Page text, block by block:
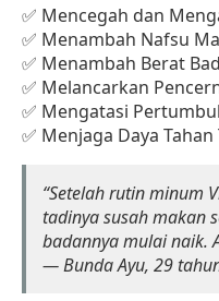
Mencegah dan
Menambah Nafsu
Menambah Berat
Melancarkan
Mengatasi
Menjaga Daya Tahan
“Setelah rutin minum
tadinya susah makan
badannya mulai naik.
— Bunda Ayu, 29